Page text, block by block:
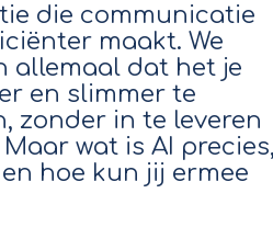
die communicatie
maakt. We
allemaal dat het je
en slimmer te
zonder in te leveren
wat is AI
hoe kun jij ermee